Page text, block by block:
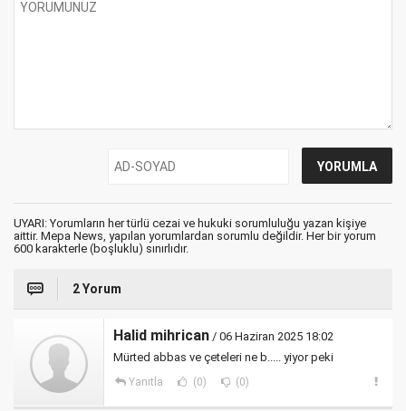
UYARI: Yorumların her türlü cezai ve hukuki sorumluluğu yazan kişiye
aittir. Mepa News, yapılan yorumlardan sorumlu değildir. Her bir yorum
600 karakterle (boşluklu) sınırlıdır.
2 Yorum
Halid mihrican / 06 Haziran 2025 18:02
Mürted abbas ve çeteleri ne b..... yiyor peki
Yanıtla (0) (0)